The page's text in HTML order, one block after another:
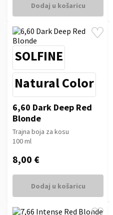
Dodaj u košaricu
SOLFINE
Natural Color
6,60 Dark Deep Red
Blonde
Trajna boja za kosu
100 ml
8,00 €
Dodaj u košaricu